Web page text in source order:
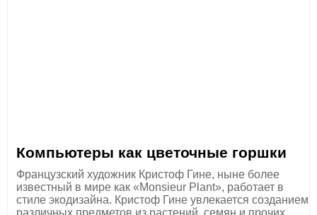
Компьютеры как цветочные горшки
Французский художник Кристоф Гине, ныне более
известный в мире как «Monsieur Plant», работает в
стиле экодизайна. Кристоф Гине увлекается созданием
различных предметов из растений, семян и прочих